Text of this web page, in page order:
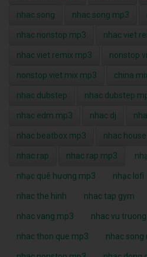
nhac song nhac song mp3
nhac nonstop mp3 nhac viet
nhac viet remix mp3 nonstop
nonstop viet mix mp3 china
nhac dubstep nhac dubstep
nhac edm mp3 nhac dj
nhac beatbox mp3 nhac house
nhac rap nhac rap mp3
nhạc quê hương mp3 nhạc lofi
nhac the hinh nhac tap gym
nhac vang mp3 nhac vu
nhac thon que mp3 nhac song